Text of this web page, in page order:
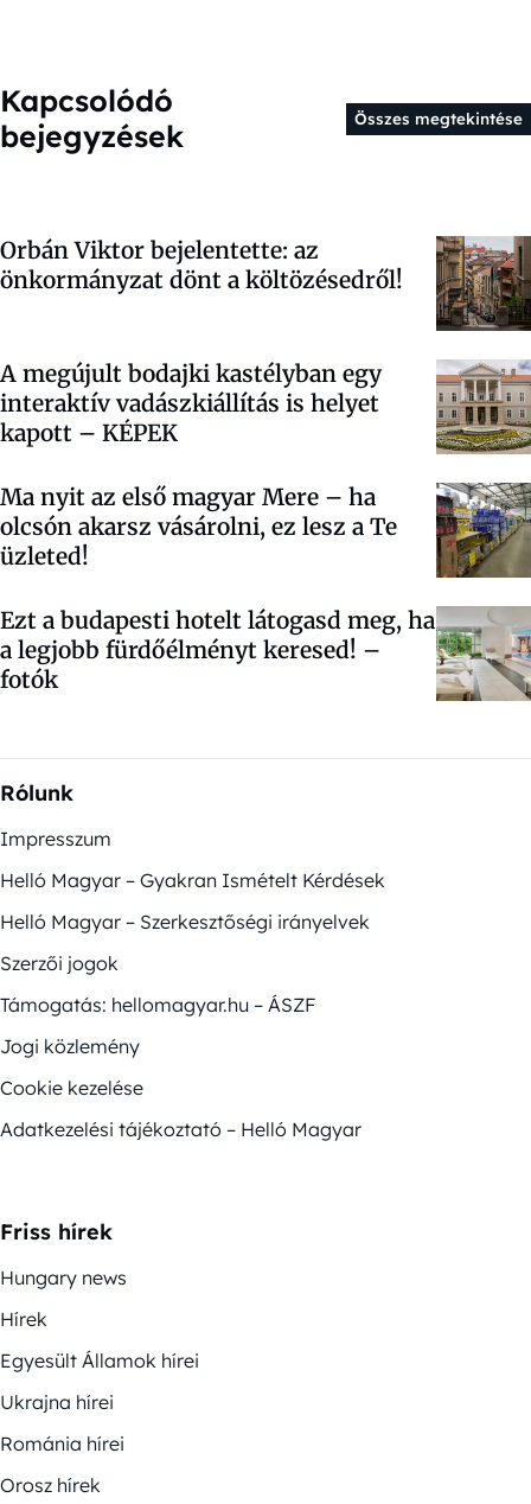
Kapcsolódó
bejegyzések
Összes megtekintése
Orbán Viktor bejelentette: az
önkormányzat dönt a költözésedről!
A megújult bodajki kastélyban egy
interaktív vadászkiállítás is helyet
kapott – KÉPEK
Ma nyit az első magyar Mere – ha
olcsón akarsz vásárolni, ez lesz a Te
üzleted!
Ezt a budapesti hotelt látogasd meg, ha
a legjobb fürdőélményt keresed! –
fotók
Rólunk
Impresszum
Helló Magyar – Gyakran Ismételt Kérdések
Helló Magyar – Szerkesztőségi irányelvek
Szerzői jogok
Támogatás: hellomagyar.hu – ÁSZF
Jogi közlemény
Cookie kezelése
Adatkezelési tájékoztató – Helló Magyar
Friss hírek
Hungary news
Hírek
Egyesült Államok hírei
Ukrajna hírei
Románia hírei
Orosz hírek